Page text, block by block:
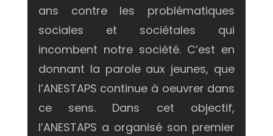
ans contre les problématiques
sociales et sociétales qui
incombent notre société. C’est en
donnant la parole aux jeunes, que
l’ANESTAPS continue à oeuvrer dans
ce sens. Dans cet objectif,
l’ANESTAPS a organisé son premier